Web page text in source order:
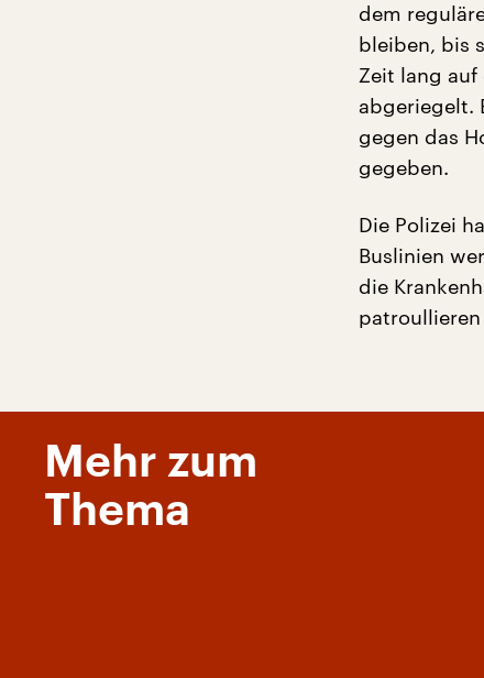
dem
bleiben, bis
Zeit lang auf
abgeriegelt.
gegen das
gegeben.
Die Polizei
Buslinien
die
Mehr zum
Thema